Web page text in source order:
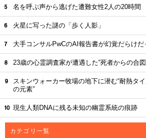
名を呼ぶ声から逃げた遭難女性2人の20時間
火星に写った謎の「歩く人影」
大手コンサルPwCのAI報告書が幻覚だらけだ
23歳の心霊調査家が遭遇した“死者からの合図
スキンウォーカー牧場の地下に潜む“耐熱タ
の元素”
現生人類DNAに残る未知の幽霊系統の痕跡
カテゴリ一覧